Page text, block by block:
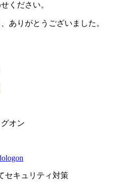
ください。
ありがとうございました。
オン
セキュリティ対策